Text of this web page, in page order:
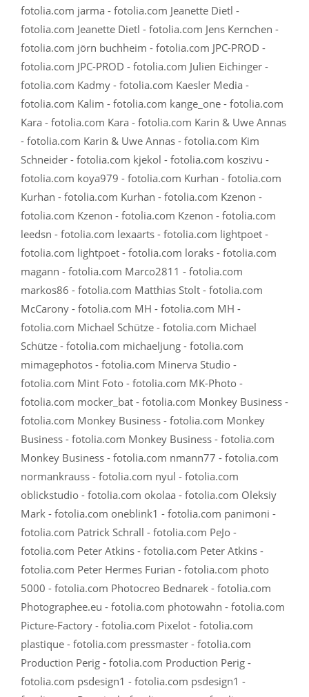
fotolia.com jarma - fotolia.com Jeanette Dietl -
fotolia.com Jeanette Dietl - fotolia.com Jens Kernchen -
fotolia.com jörn buchheim - fotolia.com JPC-PROD -
fotolia.com JPC-PROD - fotolia.com Julien Eichinger -
fotolia.com Kadmy - fotolia.com Kaesler Media -
fotolia.com Kalim - fotolia.com kange_one - fotolia.com
Kara - fotolia.com Kara - fotolia.com Karin & Uwe Annas
- fotolia.com Karin & Uwe Annas - fotolia.com Kim
Schneider - fotolia.com kjekol - fotolia.com koszivu -
fotolia.com koya979 - fotolia.com Kurhan - fotolia.com
Kurhan - fotolia.com Kurhan - fotolia.com Kzenon -
fotolia.com Kzenon - fotolia.com Kzenon - fotolia.com
leedsn - fotolia.com lexaarts - fotolia.com lightpoet -
fotolia.com lightpoet - fotolia.com loraks - fotolia.com
magann - fotolia.com Marco2811 - fotolia.com
markos86 - fotolia.com Matthias Stolt - fotolia.com
McCarony - fotolia.com MH - fotolia.com MH -
fotolia.com Michael Schütze - fotolia.com Michael
Schütze - fotolia.com michaeljung - fotolia.com
mimagephotos - fotolia.com Minerva Studio -
fotolia.com Mint Foto - fotolia.com MK-Photo -
fotolia.com mocker_bat - fotolia.com Monkey Business -
fotolia.com Monkey Business - fotolia.com Monkey
Business - fotolia.com Monkey Business - fotolia.com
Monkey Business - fotolia.com nmann77 - fotolia.com
normankrauss - fotolia.com nyul - fotolia.com
oblickstudio - fotolia.com okolaa - fotolia.com Oleksiy
Mark - fotolia.com oneblink1 - fotolia.com panimoni -
fotolia.com Patrick Schrall - fotolia.com PeJo -
fotolia.com Peter Atkins - fotolia.com Peter Atkins -
fotolia.com Peter Hermes Furian - fotolia.com photo
5000 - fotolia.com Photocreo Bednarek - fotolia.com
Photographee.eu - fotolia.com photowahn - fotolia.com
Picture-Factory - fotolia.com Pixelot - fotolia.com
plastique - fotolia.com pressmaster - fotolia.com
Production Perig - fotolia.com Production Perig -
fotolia.com psdesign1 - fotolia.com psdesign1 -